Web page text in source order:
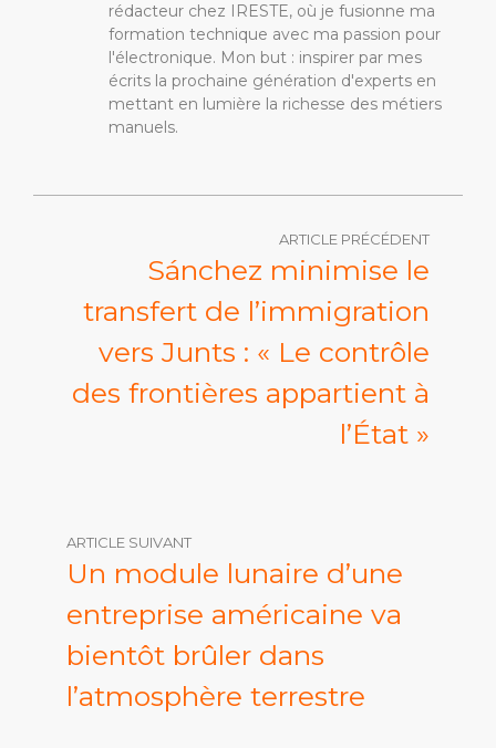
rédacteur chez IRESTE, où je fusionne ma
formation technique avec ma passion pour
l'électronique. Mon but : inspirer par mes
écrits la prochaine génération d'experts en
mettant en lumière la richesse des métiers
manuels.
ARTICLE PRÉCÉDENT
Sánchez minimise le
transfert de l’immigration
vers Junts : « Le contrôle
des frontières appartient à
l’État »
ARTICLE SUIVANT
Un module lunaire d’une
entreprise américaine va
bientôt brûler dans
l’atmosphère terrestre